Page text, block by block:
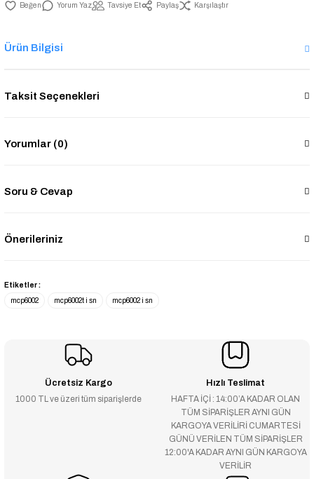
Yorum Yaz Tavsiye Et Paylaş Karşılaştır
Ürün Bilgisi
Taksit Seçenekleri
Yorumlar (0)
Soru & Cevap
Önerileriniz
Etiketler :
mcp6002
mcp6002t i sn mcp6002 i sn
Ücretsiz Kargo
1000 TL ve üzeri tüm siparişlerde
Hızlı Teslimat
HAFTA İÇİ : 14:00’A KADAR OLAN
TÜM SİPARİŞLER AYNI GÜN
KARGOYA VERİLİRİ CUMARTESİ
GÜNÜ VERİLEN TÜM SİPARİŞLER
12:00'A KADAR AYNI GÜN KARGOYA
VERİLİR